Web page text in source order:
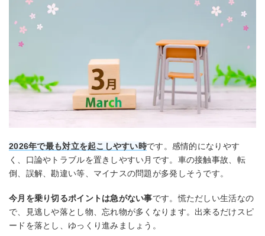
2026年で最も対立を起こしやすい時です。感情的になりやす
く、口論やトラブルを置きしやすい月です。車の接触事故、転
倒、誤解、勘違い等、マイナスの問題が多発しそうです。
今月を乗り切るポイントは急がない事です。慌ただしい生活なの
で、見逃しや落とし物、忘れ物が多くなります。出来るだけスピ
ードを落とし、ゆっくり進みましょう。